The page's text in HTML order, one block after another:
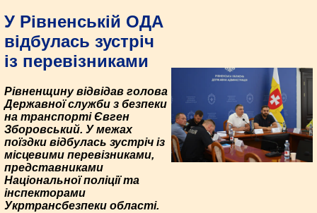
У Рівненській ОДА
відбулась зустріч
із перевізниками
Рівненщину відвідав голова
Державної служби з безпеки
на транспорті Євген
Зборовський. У межах
поїздки відбулась зустріч із
місцевими перевізниками,
представниками
Національної поліції та
інспекторами
Укртрансбезпеки області.